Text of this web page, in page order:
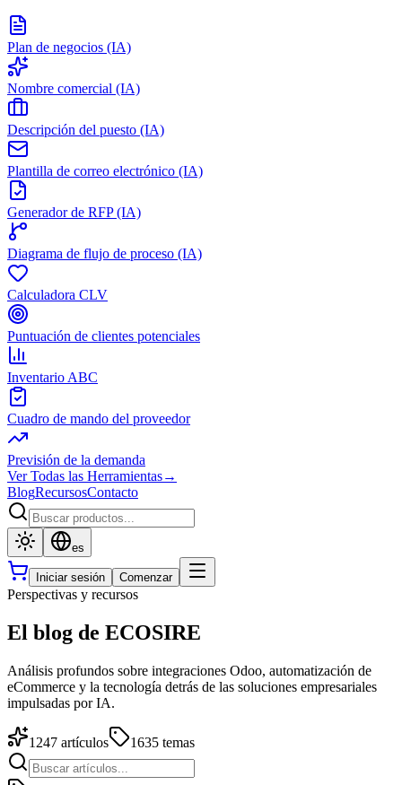
Plan de negocios (IA)
Nombre comercial (IA)
Descripción del puesto (IA)
Plantilla de correo electrónico (IA)
Generador de RFP (IA)
Diagrama de flujo de proceso (IA)
Calculadora CLV
Puntuación de clientes potenciales
Inventario ABC
Cuadro de mando del proveedor
Previsión de la demanda
Ver Todas las Herramientas→
BlogRecursosContacto
es
Iniciar sesión Comenzar
Perspectivas y recursos
El blog de ECOSIRE
Análisis profundos sobre integraciones Odoo, automatización de
eCommerce y la tecnología detrás de las soluciones empresariales
impulsadas por IA.
1247 artículos 1635 temas